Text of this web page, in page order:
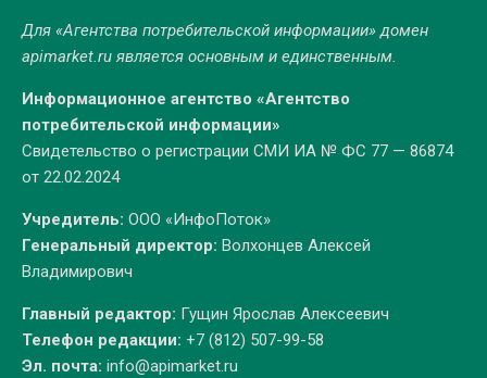
Для «Агентства потребительской информации» домен
apimarket.ruявляется основным и единственным.
Информационное агентство «Агентство
потребительской информации»
Свидетельство о регистрации СМИ ИА № ФС 77 — 86874
от 22.02.2024
Учредитель: ООО «ИнфоПоток»
Генеральный директор: Волхонцев Алексей
Владимирович
Главный редактор: Гущин Ярослав Алексеевич
Телефон редакции: +7 (812) 507-99-58
Эл. почта: info@apimarket.ru